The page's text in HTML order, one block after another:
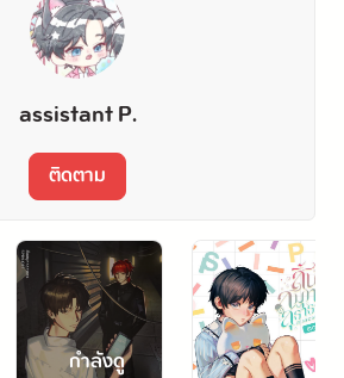
อกไม่ชอบฉันนัก แต่พอมีเรื่องอะไรก็มา
จะเลื่อนขั้นให้นายเป็นเพื่อนรักของฉัน
assistant P.
ติดตาม
กำลังดู